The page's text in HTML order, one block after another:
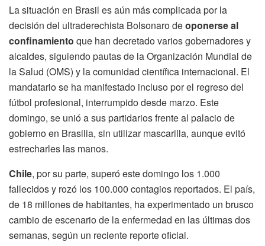
La situación en Brasil es aún más complicada por la
decisión del ultraderechista Bolsonaro deoponerse al
confinamiento que han decretado varios gobernadores y
alcaldes, siguiendo pautas de la Organización Mundial de
la Salud (OMS) y la comunidad científica internacional. El
mandatario se ha manifestado incluso por el regreso del
fútbol profesional, interrumpido desde marzo. Este
domingo, se unió a sus partidarios frente al palacio de
gobierno en Brasilia, sin utilizar mascarilla, aunque evitó
estrecharles las manos.
Chile, por su parte, superó este domingo los 1.000
fallecidos y rozó los 100.000 contagios reportados. El país,
de 18 millones de habitantes, ha experimentado un brusco
cambio de escenario de la enfermedad en las últimas dos
semanas, según un reciente reporte oficial.